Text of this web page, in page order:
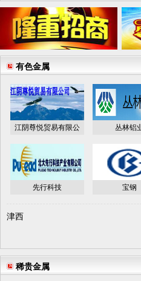
有色金属
江阴尊悦贸易有限公 丛林铝
先行科技 宝钢
津西
稀贵金属